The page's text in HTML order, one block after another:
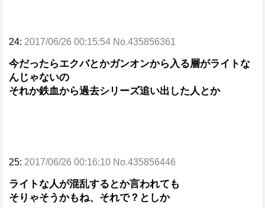
24: 2017/06/26 00:15:54 No.435856361
今だったらエクバとかガンオンから入る層がライトな
んじゃないの
それか鉄血から過去シリーズ追い出した人とか
25: 2017/06/26 00:16:10 No.435856446
ライトな人が混乱するとか言われても
そりゃそうかもね、それで？としか